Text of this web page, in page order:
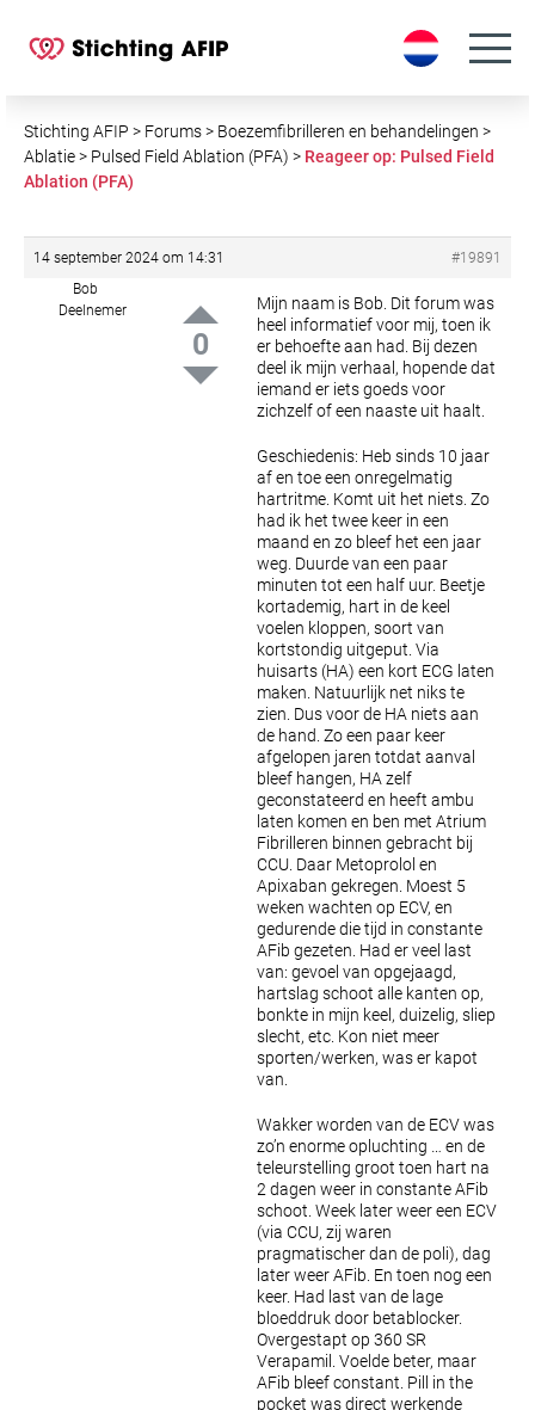
Stichting AFIP > Forums> Boezemfibrilleren en behandelingen >
Ablatie> Pulsed Field Ablation (PFA) > Reageer op: Pulsed Field
Ablation (PFA)
14 september 2024 om 14:31
#19891
Bob
Deelnemer
0
Mijn naam is Bob. Dit forum was
heel informatief voor mij, toen ik
er behoefte aan had. Bij dezen
deel ik mijn verhaal, hopende dat
iemand er iets goeds voor
zichzelf of een naaste uit haalt.
Geschiedenis: Heb sinds 10 jaar
af en toe een onregelmatig
hartritme. Komt uit het niets. Zo
had ik het twee keer in een
maand en zo bleef het een jaar
weg. Duurde van een paar
minuten tot een half uur. Beetje
kortademig, hart in de keel
voelen kloppen, soort van
kortstondig uitgeput. Via
huisarts (HA) een kort ECG laten
maken. Natuurlijk net niks te
zien. Dus voor de HA niets aan
de hand. Zo een paar keer
afgelopen jaren totdat aanval
bleef hangen, HA zelf
geconstateerd en heeft ambu
laten komen en ben met Atrium
Fibrilleren binnen gebracht bij
CCU. Daar Metoprolol en
Apixaban gekregen. Moest 5
weken wachten op ECV, en
gedurende die tijd in constante
AFib gezeten. Had er veel last
van: gevoel van opgejaagd,
hartslag schoot alle kanten op,
bonkte in mijn keel, duizelig, sliep
slecht, etc. Kon niet meer
sporten/werken, was er kapot
van.
Wakker worden van de ECV was
zo’n enorme opluchting … en de
teleurstelling groot toen hart na
2 dagen weer in constante AFib
schoot. Week later weer een ECV
(via CCU, zij waren
pragmatischer dan de poli), dag
later weer AFib. En toen nog een
keer. Had last van de lage
bloeddruk door betablocker.
Overgestapt op 360 SR
Verapamil. Voelde beter, maar
AFib bleef constant. Pill in the
pocket was direct werkende